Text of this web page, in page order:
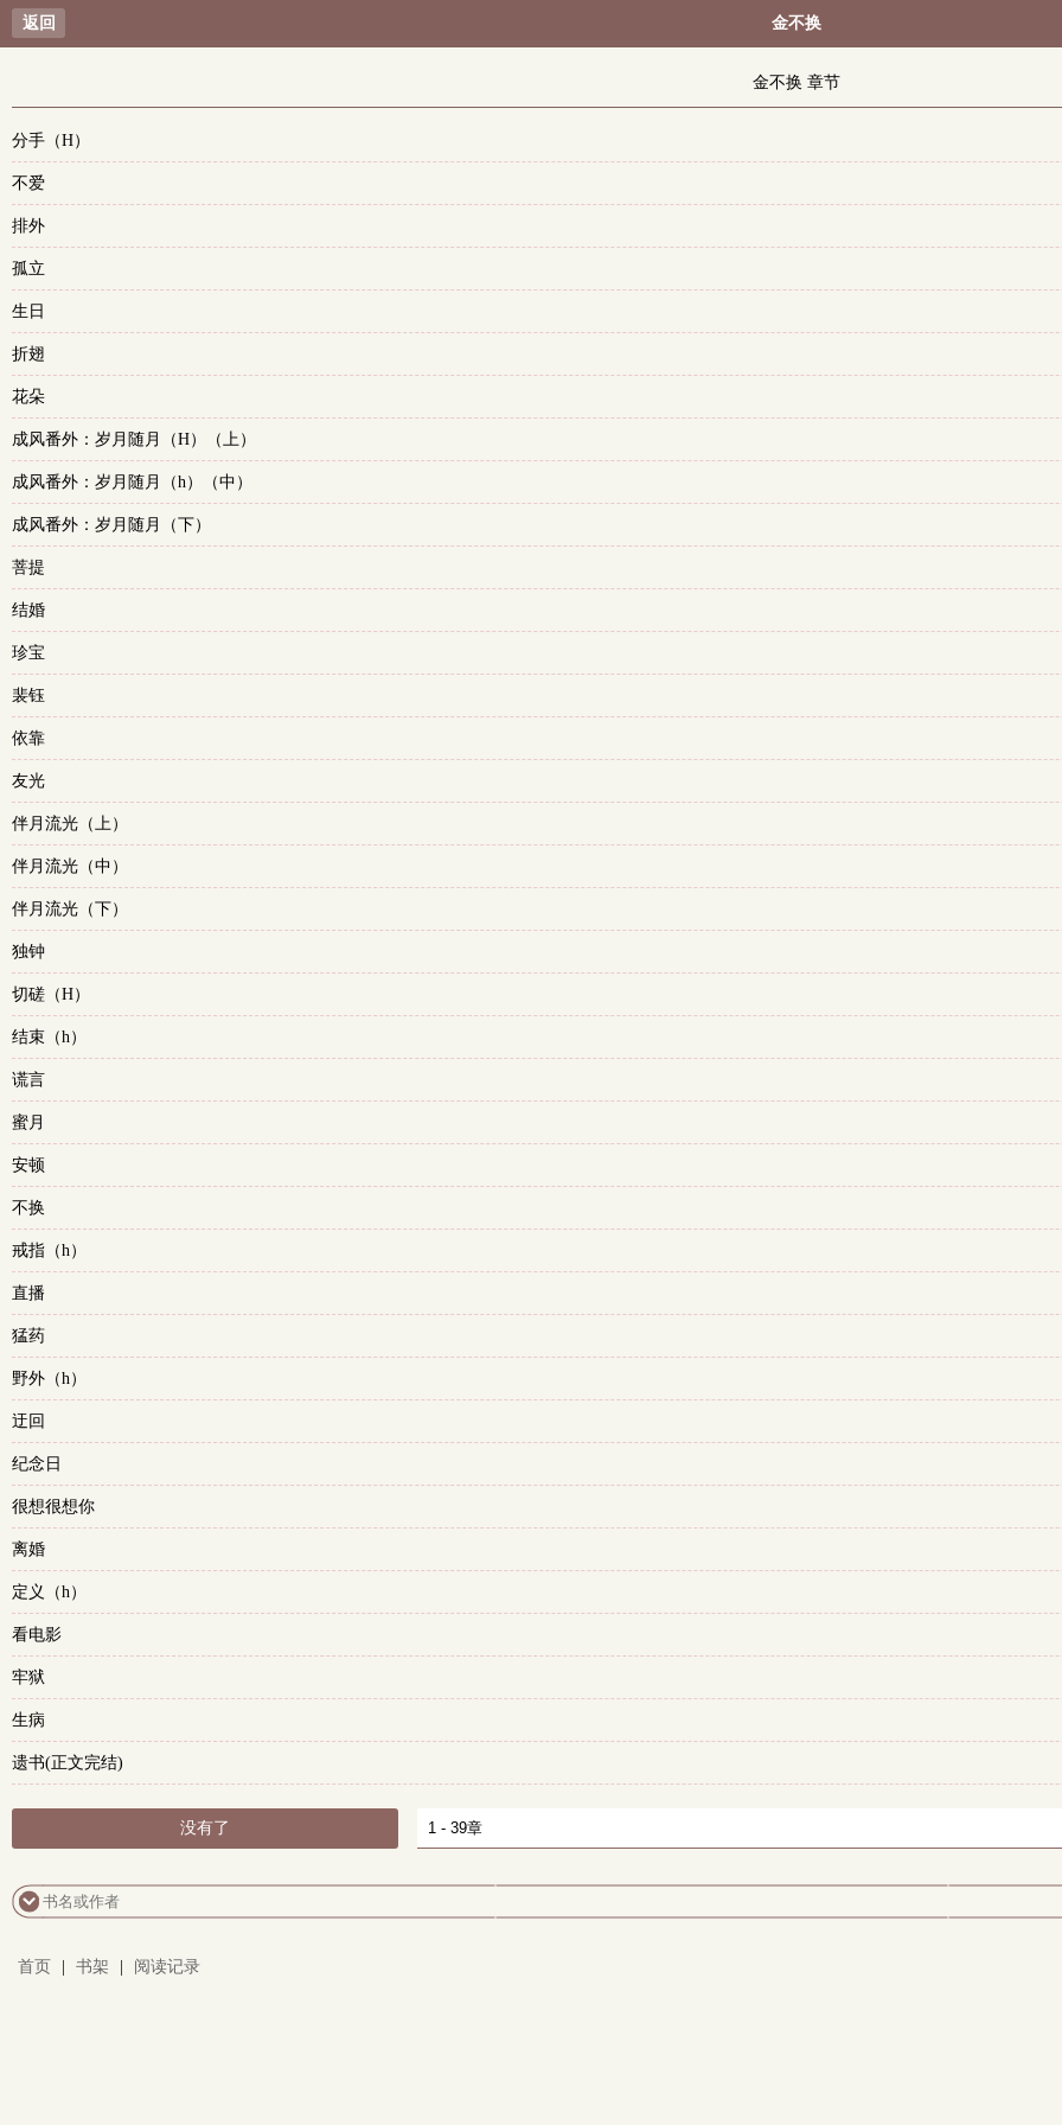
返回 金不换
金不换 章节
分手（H）
不爱
排外
孤立
生日
折翅
花朵
成风番外：岁月随月（H）（上）
成风番外：岁月随月（h）（中）
成风番外：岁月随月（下）
菩提
结婚
珍宝
裴钰
依靠
友光
伴月流光（上）
伴月流光（中）
伴月流光（下）
独钟
切磋（H）
结束（h）
谎言
蜜月
安顿
不换
戒指（h）
直播
猛药
野外（h）
迂回
纪念日
很想很想你
离婚
定义（h）
看电影
牢狱
生病
遗书(正文完结)
没有了
首页 书架 阅读记录